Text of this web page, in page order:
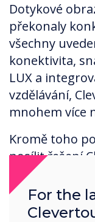
Dotykové
překonaly
všechny
konektivita,
LUX a
vzdělávání,
mnohem více
Kromě toho
posílit řešení
USB-C, které
kabelem z
vestavěné
For the